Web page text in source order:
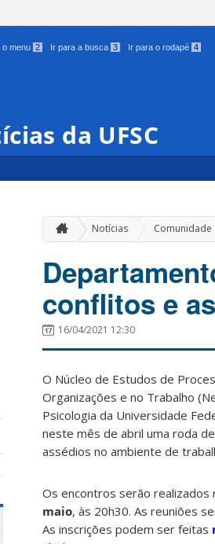
o menu 2 Ir para a busca 3 Ir para o rodapé 4
da UFSC
Notícias Comunidade
conflitos e
16/04/2021 12:30
O Núcleo de Estudos de
Organizações e no Trabalho
Psicologia da Universidade
neste mês de abril uma roda
assédios no ambiente de
Os encontros serão realizados
maio, às 20h30. As reuniões
As inscrições podem ser feitas